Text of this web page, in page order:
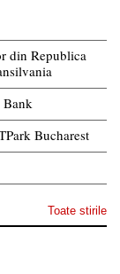
din Republica
Bank
Bucharest
Toate stirile